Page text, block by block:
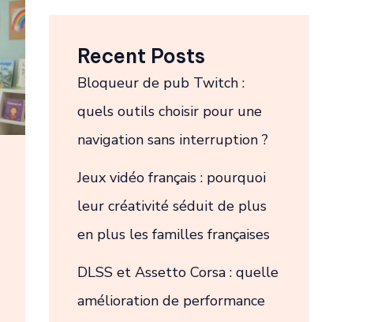
Recent Posts
Bloqueur de pub Twitch :
quels outils choisir pour une
navigation sans interruption ?
Jeux vidéo français : pourquoi
leur créativité séduit de plus
en plus les familles françaises
DLSS et Assetto Corsa : quelle
amélioration de performance